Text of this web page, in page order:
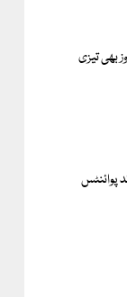
بھی تیزی
میں 12 ہزار سے زائد پوائنٹس